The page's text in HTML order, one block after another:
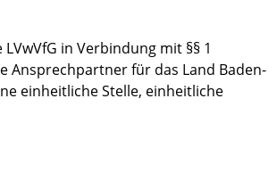
in Verbindung mit §§ 1
Ansprechpartner für das Land Baden-
einheitliche Stelle, einheitliche